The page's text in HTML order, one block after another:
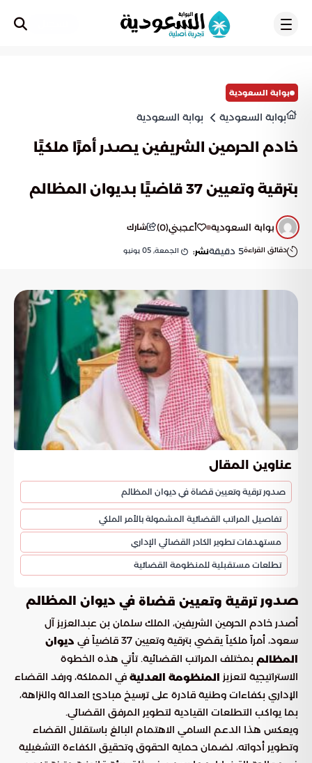
بوابة السعودية
بوابة السعودية بوابة السعودية
خادم الحرمين الشريفين يصدر أمرًا ملكيًا
بترقية وتعيين 37 قاضيًا بديوان المظالم
بوابة السعودية أعجبني(
0
) شارك
دقائق القراءة5 دقيقةنشر: الجمعة, 05 يونيو
عناوين المقال
صدور ترقية وتعيين قضاة في ديوان المظالم
تفاصيل المراتب القضائية المشمولة بالأمر الملكي
مستهدفات تطوير الكادر القضائي الإداري
تطلعات مستقبلية للمنظومة القضائية
صدورترقية وتعيين قضاة في ديوان المظالم
أصدر خادم الحرمين الشريفين، الملك سلمان بن عبدالعزيز آل
سعود، أمراً ملكياً يقضي بترقية وتعيين 37 قاضياً في
ديوان
المظالم بمختلف المراتب القضائية. تأتي هذه الخطوة
الاستراتيجية لتعزيز المنظومة العدلية في المملكة، ورفد القضاء
الإداري بكفاءات وطنية قادرة على ترسيخ مبادئ العدالة والنزاهة،
بما يواكب التطلعات القيادية لتطوير المرفق القضائي.
ويعكس هذا الدعم السامي الاهتمام البالغ باستقلال القضاء
وتطوير أدواته، لضمان حماية الحقوق وتحقيق الكفاءة التشغيلية